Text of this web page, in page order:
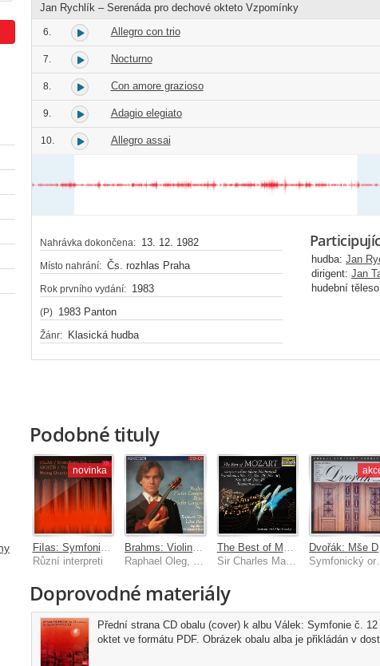
Jan Rychlík – Serenáda pro dechové okteto Vzpomínky
6. Allegro con trio
7. Nocturno
8. Con amore grazioso
9. Adagio elegiato
10. Allegro assai
Nahrávka dokončena: 13. 12. 1982
Místo nahrání: Čs. rozhlas Praha
Rok prvního vydání: 1983
(P) 1983 Panton
Žánr: Klasická hudba
hudba: Jan
dirigent: Jan
hudební
Podobné tituly
novinka
Různí interpreti
Sir Charles Mackerras, Prague Symphony Orchestra, Robert Shaw, André Previn
Doprovodné materiály
Přední strana CD obalu (cover) k albu Válek: Symfonie č.
oktet ve formátu PDF. Obrázek obalu alba je přikládán v